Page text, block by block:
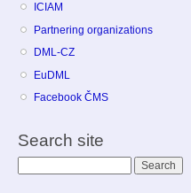
ICIAM
Partnering organizations
DML-CZ
EuDML
Facebook ČMS
Search site